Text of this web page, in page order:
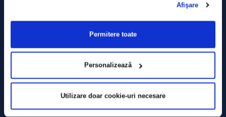
Afişare
Permitere toate
Personalizează
Utilizare doar cookie-uri necesare